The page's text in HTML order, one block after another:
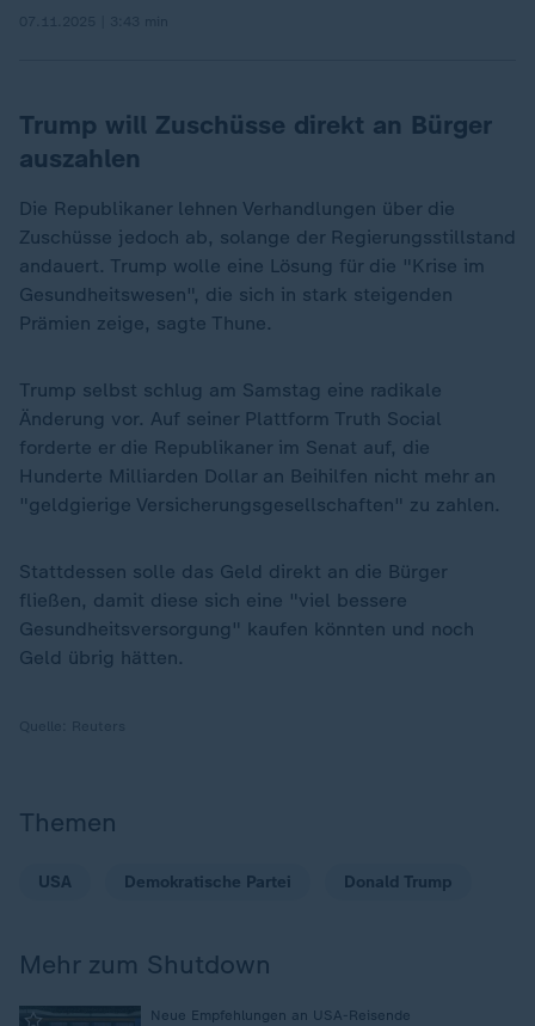
Trump will Zuschüsse direkt an Bürger
auszahlen
Die Republikaner lehnen Verhandlungen über die
Zuschüsse jedoch ab, solange der Regierungsstillstand
andauert. Trump wolle eine Lösung für die "Krise im
Gesundheitswesen", die sich in stark steigenden
Prämien zeige, sagte Thune.
Trump selbst schlug am Samstag eine radikale
Änderung vor. Auf seiner Plattform Truth Social
forderte er die Republikaner im Senat auf, die
Hunderte Milliarden Dollar an Beihilfen nicht mehr an
"geldgierige Versicherungsgesellschaften" zu zahlen.
Stattdessen solle das Geld direkt an die Bürger
fließen, damit diese sich eine "viel bessere
Gesundheitsversorgung" kaufen könnten und noch
Geld übrig hätten.
Themen
USA Demokratische Partei Donald Trump
Mehr zum Shutdown
Neue Empfehlungen an USA-Reisende